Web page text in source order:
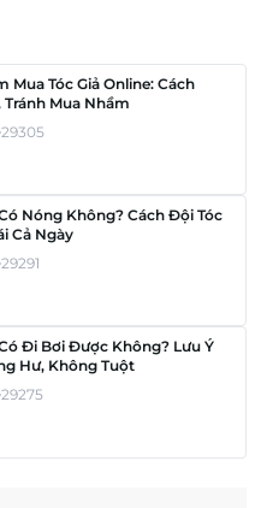
Mua Tóc Giả Online: Cách
Mua Nhầm
29305
Nóng Không? Cách Đội Tóc
Cả Ngày
29291
Đi Bơi Được Không? Lưu Ý
Hư, Không Tuột
29275